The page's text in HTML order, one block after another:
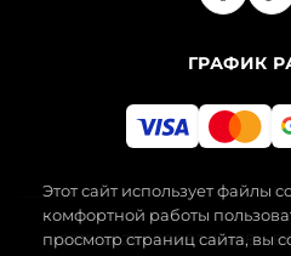
ГРАФИК
2019-2026 SECRET
Этот сайт использует файлы
комфортной работы
просмотр страниц сайта, вы